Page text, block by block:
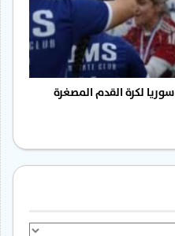
لكرة القدم المصغرة